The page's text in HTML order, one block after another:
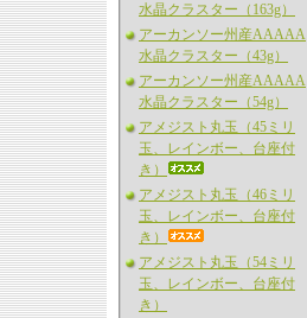
水晶クラスター（163g）
アーカンソー州産AAAAA
水晶クラスター（43g）
アーカンソー州産AAAAA
水晶クラスター（54g）
アメジスト丸玉（45ミリ
玉、レインボー、台座付
き）
アメジスト丸玉（46ミリ
玉、レインボー、台座付
き）
アメジスト丸玉（54ミリ
玉、レインボー、台座付
き）